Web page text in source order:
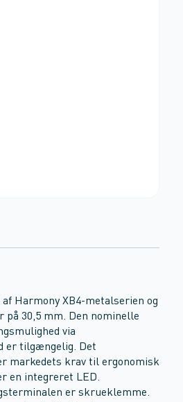
Harmony XB4-metalserien og
30,5 mm. Den nominelle
via
er tilgængelig. Det
markedets krav til ergonomisk
en integreret LED.
er skrueklemme.